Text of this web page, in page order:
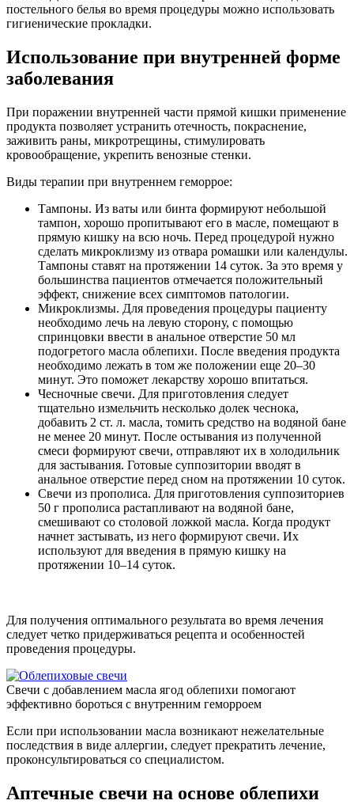
постельного белья во время процедуры можно использовать
гигиенические прокладки.
Использование при внутренней форме
заболевания
При поражении внутренней части прямой кишки применение
продукта позволяет устранить отечность, покраснение,
заживить раны, микротрещины, стимулировать
кровообращение, укрепить венозные стенки.
Виды терапии при внутреннем геморрое:
Тампоны. Из ваты или бинта формируют небольшой
тампон, хорошо пропитывают его в масле, помещают в
прямую кишку на всю ночь. Перед процедурой нужно
сделать микроклизму из отвара ромашки или календулы.
Тампоны ставят на протяжении 14 суток. За это время у
большинства пациентов отмечается положительный
эффект, снижение всех симптомов патологии.
Микроклизмы. Для проведения процедуры пациенту
необходимо лечь на левую сторону, с помощью
спринцовки ввести в анальное отверстие 50 мл
подогретого масла облепихи. После введения продукта
необходимо лежать в том же положении еще 20–30
минут. Это поможет лекарству хорошо впитаться.
Чесночные свечи. Для приготовления следует
тщательно измельчить несколько долек чеснока,
добавить 2 ст. л. масла, томить средство на водяной бане
не менее 20 минут. После остывания из полученной
смеси формируют свечи, отправляют их в холодильник
для застывания. Готовые суппозитории вводят в
анальное отверстие перед сном на протяжении 10 суток.
Свечи из прополиса. Для приготовления суппозиториев
50 г прополиса растапливают на водяной бане,
смешивают со столовой ложкой масла. Когда продукт
начнет застывать, из него формируют свечи. Их
используют для введения в прямую кишку на
протяжении 10–14 суток.
Для получения оптимального результата во время лечения
следует четко придерживаться рецепта и особенностей
проведения процедуры.
Свечи с добавлением масла ягод облепихи помогают
эффективно бороться с внутренним геморроем
Если при использовании масла возникают нежелательные
последствия в виде аллергии, следует прекратить лечение,
проконсультироваться со специалистом.
Аптечные свечи на основе облепихи